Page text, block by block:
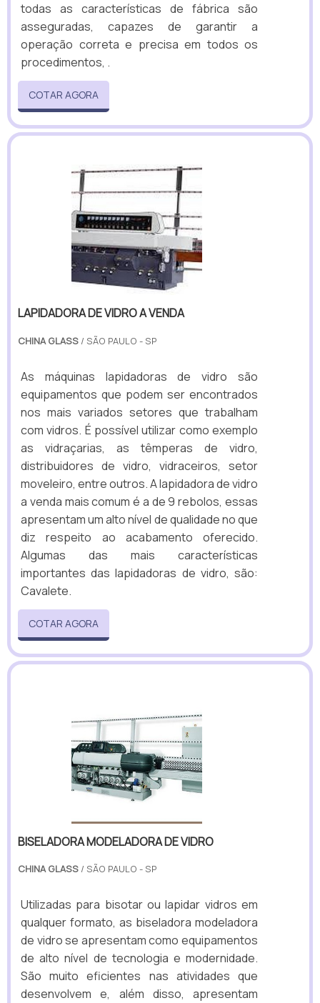
todas as características de fábrica são
asseguradas, capazes de garantir a
operação correta e precisa em todos os
procedimentos, .
COTAR AGORA
LAPIDADORA DE VIDRO A VENDA
CHINA GLASS / SÃO PAULO - SP
As máquinas lapidadoras de vidro são
equipamentos que podem ser encontrados
nos mais variados setores que trabalham
com vidros. É possível utilizar como exemplo
as vidraçarias, as têmperas de vidro,
distribuidores de vidro, vidraceiros, setor
moveleiro, entre outros. A lapidadora de vidro
a venda mais comum é a de 9 rebolos, essas
apresentam um alto nível de qualidade no que
diz respeito ao acabamento oferecido.
Algumas das mais características
importantes das lapidadoras de vidro, são:
Cavalete.
COTAR AGORA
BISELADORA MODELADORA DE VIDRO
CHINA GLASS / SÃO PAULO - SP
Utilizadas para bisotar ou lapidar vidros em
qualquer formato, as biseladora modeladora
de vidro se apresentam como equipamentos
de alto nível de tecnologia e modernidade.
São muito eficientes nas atividades que
desenvolvem e, além disso, apresentam